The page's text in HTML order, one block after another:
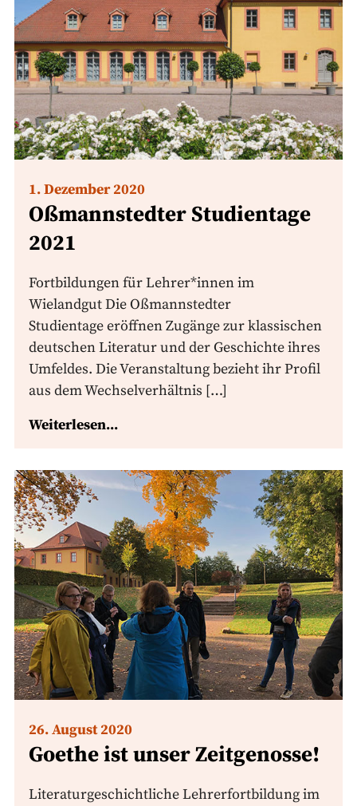
1. Dezember 2020
Oßmannstedter Studientage
2021
Fortbildungen für Lehrer*innen im
Wielandgut Die Oßmannstedter
Studientage eröffnen Zugänge zur klassischen
deutschen Literatur und der Geschichte ihres
Umfeldes. Die Veranstaltung bezieht ihr Profil
aus dem Wechselverhältnis […]
Weiterlesen...
26. August 2020
Goethe ist unser Zeitgenosse!
Literaturgeschichtliche Lehrerfortbildung im